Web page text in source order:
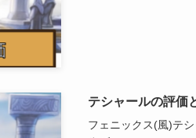
テシャールの評価
フェニックス(風)テ